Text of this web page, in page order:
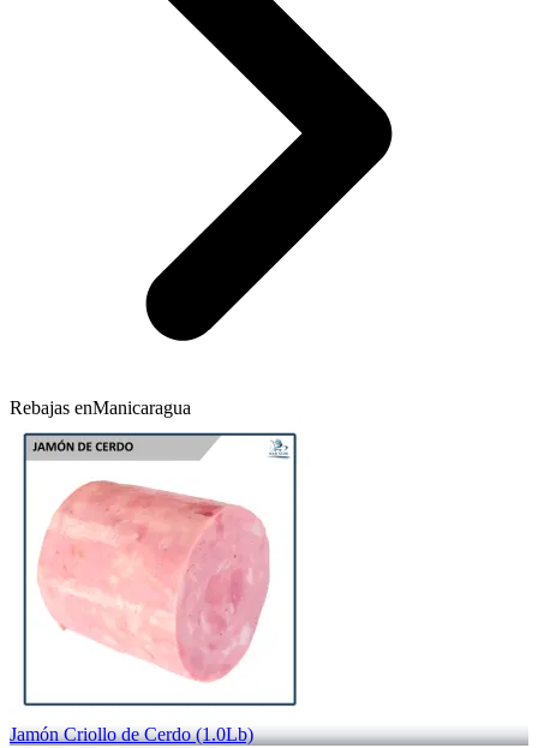
Rebajas enManicaragua
Jamón Criollo de Cerdo (1.0Lb)